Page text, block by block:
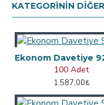
KATEGORININ
Ekonom Davetiye
100 Adet
1.587,00₺